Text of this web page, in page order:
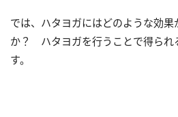
では、ハタヨガにはどのような効果
か？ ハタヨガを行うことで得られ
す。